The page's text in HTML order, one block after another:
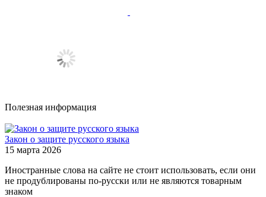
Полезная информация
Закон о защите русского языка
15 марта 2026
Иностранные слова на сайте не стоит использовать, если они
не продублированы по-русски или не являются товарным
знаком